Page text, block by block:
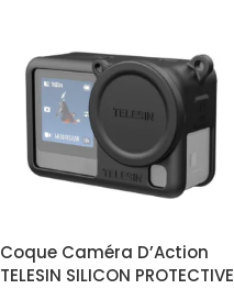
Coque Caméra D’Action
TELESIN SILICON PROTECTIVE